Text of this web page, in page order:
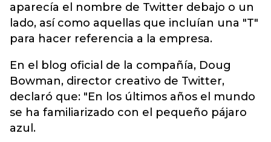
aparecía el nombre de Twitter debajo o un
lado, así como aquellas que incluían una "T"
para hacer referencia a la empresa.
En el blog oficial de la compañía, Doug
Bowman, director creativo de Twitter,
declaró que: "En los últimos años el mundo
se ha familiarizado con el pequeño pájaro
azul.